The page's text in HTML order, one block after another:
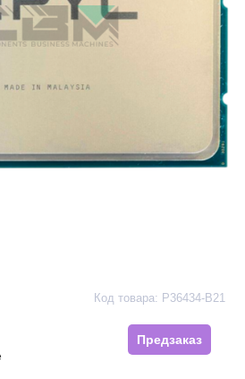
Код товара: P36434-B21
Предзаказ